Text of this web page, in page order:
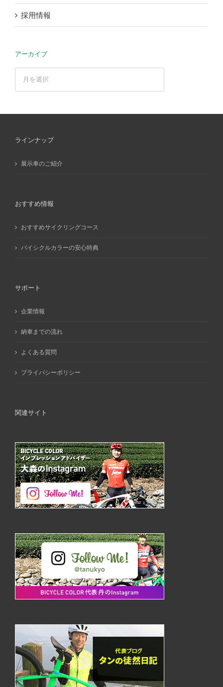
採用情報
アーカイブ
ラインナップ
展示車のご紹介
おすすめ情報
おすすめサイクリングコース
バイシクルカラーの安心特典
サポート
企業情報
納車までの流れ
よくある質問
プライバシーポリシー
関連サイト